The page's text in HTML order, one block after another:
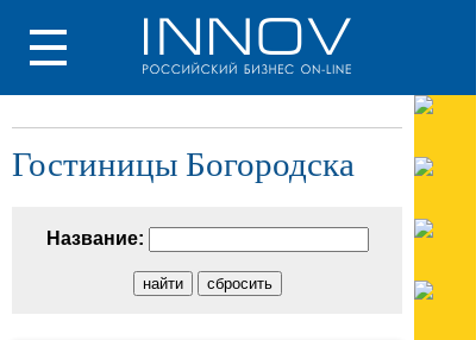
Гостиницы Богородска
Название: